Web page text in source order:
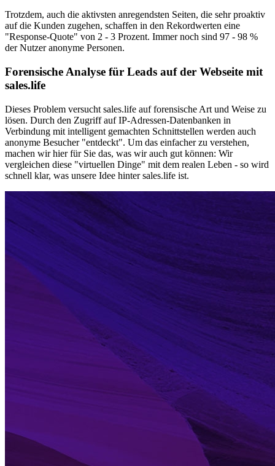
Trotzdem, auch die aktivsten anregendsten Seiten, die sehr proaktiv
auf die Kunden zugehen, schaffen in den Rekordwerten eine
"Response-Quote" von 2 - 3 Prozent. Immer noch sind 97 - 98 %
der Nutzer anonyme Personen.
Forensische Analyse für Leads auf der Webseite mit
sales.life
Dieses Problem versucht sales.life auf forensische Art und Weise zu
lösen. Durch den Zugriff auf IP-Adressen-Datenbanken in
Verbindung mit intelligent gemachten Schnittstellen werden auch
anonyme Besucher "entdeckt". Um das einfacher zu verstehen,
machen wir hier für Sie das, was wir auch gut können: Wir
vergleichen diese "virtuellen Dinge" mit dem realen Leben - so wird
schnell klar, was unsere Idee hinter sales.life ist.